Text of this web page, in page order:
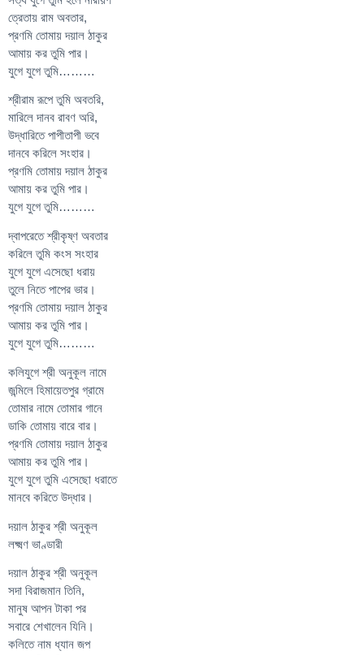
ত্রেতায় রাম অবতার,
প্রণমি তোমায় দয়াল ঠাকুর
আমায় কর তুমি পার।
যুগে যুগে তুমি………
শ্রীরাম রূপে তুমি অবতরি,
মারিলে দানব রাবণ অরি,
উদ্ধারিতে পাপীতাপী ভবে
দানবে করিলে সংহার।
প্রণমি তোমায় দয়াল ঠাকুর
আমায় কর তুমি পার।
যুগে যুগে তুমি………
দ্বাপরেতে শ্রীকৃষ্ণ অবতার
করিলে তুমি কংস সংহার
যুগে যুগে এসেছো ধরায়
তুলে নিতে পাপের ভার।
প্রণমি তোমায় দয়াল ঠাকুর
আমায় কর তুমি পার।
যুগে যুগে তুমি………
কলিযুগে শ্রী অনুকূল নামে
জন্মিলে হিমায়েতপুর গ্রামে
তোমার নামে তোমার গানে
ডাকি তোমায় বারে বার।
প্রণমি তোমায় দয়াল ঠাকুর
আমায় কর তুমি পার।
যুগে যুগে তুমি এসেছো ধরাতে
মানবে করিতে উদ্ধার।
দয়াল ঠাকুর শ্রী অনুকূল
লক্ষ্মণ ভাণ্ডারী
দয়াল ঠাকুর শ্রী অনুকূল
সদা বিরাজমান তিনি,
মানুষ আপন টাকা পর
সবারে শেখালেন যিনি।
কলিতে নাম ধ্যান জপ